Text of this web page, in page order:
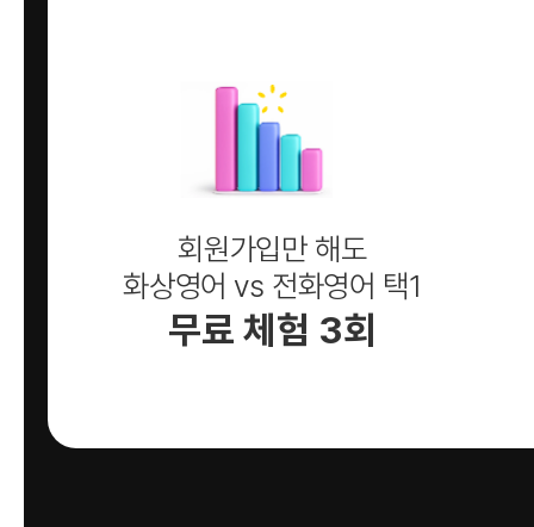
회원가입만 해도
화상영어 vs 전화영어 택1
무료 체험 3회